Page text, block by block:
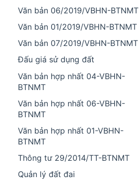
Văn bản 06/2019/VBHN-BTNMT
Văn bản 01/2019/VBHN-BTNMT
Văn bản 07/2019/VBHN-BTNMT
Đấu giá sử dụng đất
Văn bản hợp nhất 04-VBHN-
BTNMT
Văn bản hợp nhất 06-VBHN-
BTNMT
Văn bản hợp nhất 01-VBHN-
BTNMT
Thông tư 29/2014/TT-BTNMT
Quản lý đất đai